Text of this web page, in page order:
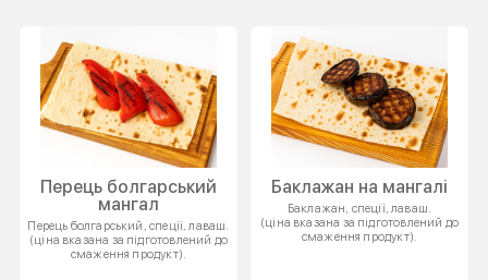
Перець болгарський
мангал
Перець болгарський, спеції, лаваш.
(ціна вказана за підготовлений до
смаження продукт).
Баклажан на мангалі
Баклажан, спеції, лаваш.
(ціна вказана за підготовлений до
смаження продукт).